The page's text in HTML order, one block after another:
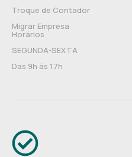
Troque de Contador
Migrar Empresa
Horários
SEGUNDA-SEXTA
Das 9h às 17h